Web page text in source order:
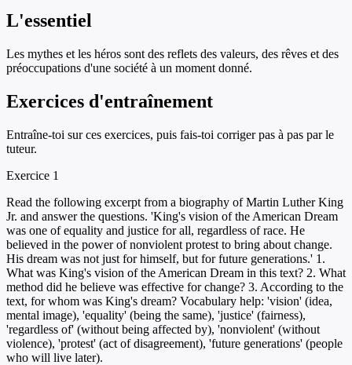
L'essentiel
Les mythes et les héros sont des reflets des valeurs, des rêves et des
préoccupations d'une société à un moment donné.
Exercices d'entraînement
Entraîne-toi sur ces exercices, puis fais-toi corriger pas à pas par le
tuteur.
Exercice 1
Read the following excerpt from a biography of Martin Luther King
Jr. and answer the questions. 'King's vision of the American Dream
was one of equality and justice for all, regardless of race. He
believed in the power of nonviolent protest to bring about change.
His dream was not just for himself, but for future generations.' 1.
What was King's vision of the American Dream in this text? 2. What
method did he believe was effective for change? 3. According to the
text, for whom was King's dream? Vocabulary help: 'vision' (idea,
mental image), 'equality' (being the same), 'justice' (fairness),
'regardless of' (without being affected by), 'nonviolent' (without
violence), 'protest' (act of disagreement), 'future generations' (people
who will live later).